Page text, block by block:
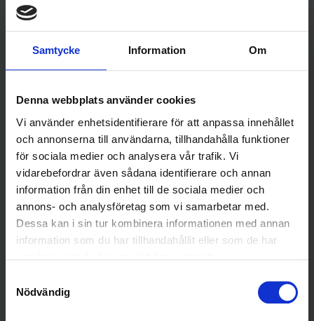
Samtycke Information Om
Denna webbplats använder cookies
Vi använder enhetsidentifierare för att anpassa innehållet
och annonserna till användarna, tillhandahålla funktioner
för sociala medier och analysera vår trafik. Vi
vidarebefordrar även sådana identifierare och annan
information från din enhet till de sociala medier och
annons- och analysföretag som vi samarbetar med.
Dessa kan i sin tur kombinera informationen med annan
information som du har tillhandahållit eller som de har
Nödvändig
Före andra behandlingen